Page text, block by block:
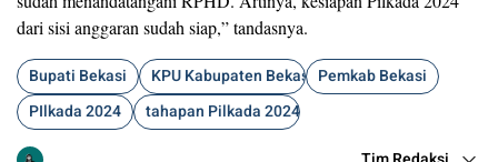
dari sisi anggaran sudah siap,” tandasnya.
Bupati Bekasi KPU Kabupaten Bekasi Pemkab Bekasi
PIlkada 2024
tahapan Pilkada 2024